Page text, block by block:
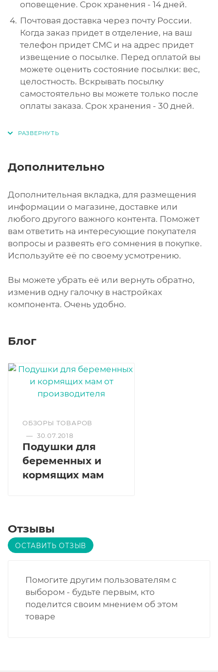
оповещение. Срок хранения - 14 дней.
Почтовая доставка через почту России.
Когда заказ придет в отделение, на ваш
телефон придет СМС и на адрес придет
извещение о посылке. Перед оплатой вы
можете оценить состояние посылки: вес,
целостность. Вскрывать посылку
самостоятельно вы можете только после
оплаты заказа. Срок хранения - 30 дней.
Дополнительно
Дополнительная вкладка, для размещения
информации о магазине, доставке или
любого другого важного контента. Поможет
вам ответить на интересующие покупателя
вопросы и развеять его сомнения в покупке.
Используйте её по своему усмотрению.
Вы можете убрать её или вернуть обратно,
изменив одну галочку в настройках
компонента. Очень удобно.
Блог
ОБЗОРЫ ТОВАРОВ
— 30.07.2018
Подушки для
беременных и
кормящих мам
Отзывы
ОСТАВИТЬ ОТЗЫВ
Помогите другим пользователям с
выбором - будьте первым, кто
поделится своим мнением об этом
товаре